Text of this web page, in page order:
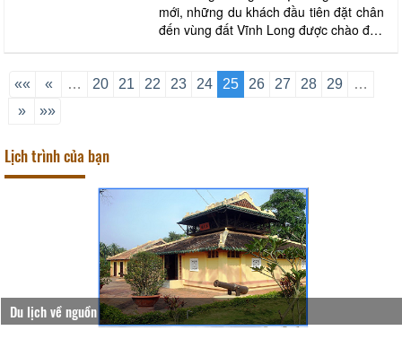
mới, những du khách đầu tiên đặt chân
đến vùng đất Vĩnh Long được chào đón
phương. Khách tham quan cùng người
dân địa phương tham gia hoạt động gói
«« « … 20 21 22 23 24 25 26 27 28 29
…
»
»»
Lịch trình của bạn
Du lịch về nguồn